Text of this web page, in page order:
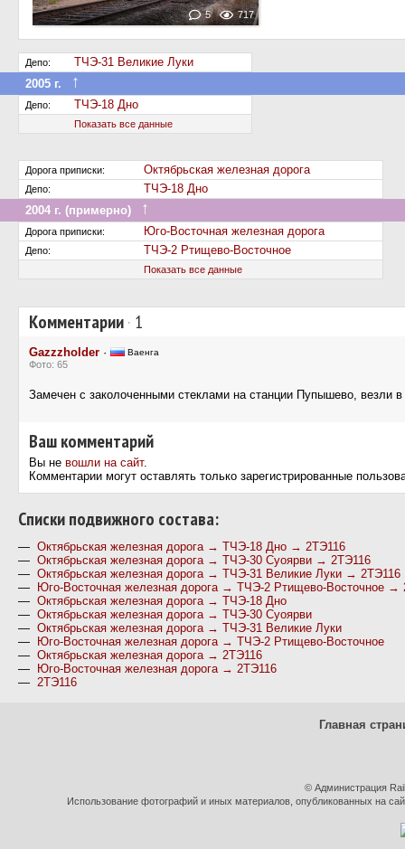
5 717
Депо:
ТЧЭ-31 Великие Луки
2005 г.
↑
Депо: ТЧЭ-18 Дно
Показать все данные
Дорога приписки: Октябрьская железная дорога
Депо:
ТЧЭ-18 Дно
2004 г. (примерно)
↑
Дорога приписки: Юго-Восточная железная дорога
Депо: ТЧЭ-2 Ртищево-Восточное
Показать все данные
Комментарии· 1
Gazzzholder · Ваенга
Фото: 65
Замечен с заколоченными стеклами на станции Пупышево, везли в
Ваш комментарий
Вы не вошли на сайт.
Комментарии могут оставлять только зарегистрированные
Cписки подвижного состава:
— Октябрьская железная дорога → ТЧЭ-18 Дно → 2ТЭ116
— Октябрьская железная дорога → ТЧЭ-30 Суоярви → 2ТЭ116
— Октябрьская железная дорога → ТЧЭ-31 Великие Луки → 2ТЭ116
—
Юго-Восточная железная дорога → ТЧЭ-2 Ртищево-Восточное →
— Октябрьская железная дорога → ТЧЭ-18 Дно
— Октябрьская железная дорога → ТЧЭ-30 Суоярви
— Октябрьская железная дорога → ТЧЭ-31 Великие Луки
—
Юго-Восточная железная дорога → ТЧЭ-2 Ртищево-Восточное
— Октябрьская железная дорога → 2ТЭ116
—
Юго-Восточная железная дорога → 2ТЭ116
— 2ТЭ116
Главная
© Администрация
Использование фотографий и иных материалов, опубликованных на